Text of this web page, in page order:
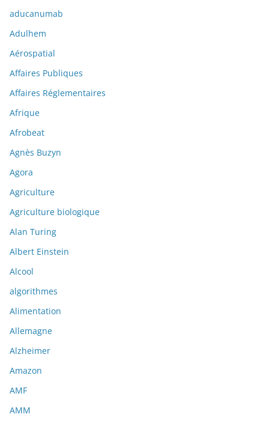
aducanumab
Adulhem
Aérospatial
Affaires Publiques
Affaires Réglementaires
Afrique
Afrobeat
Agnès Buzyn
Agora
Agriculture
Agriculture biologique
Alan Turing
Albert Einstein
Alcool
algorithmes
Alimentation
Allemagne
Alzheimer
Amazon
AMF
AMM